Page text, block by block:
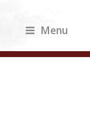
Menu